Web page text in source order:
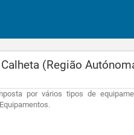
(Região
por vários tipos de